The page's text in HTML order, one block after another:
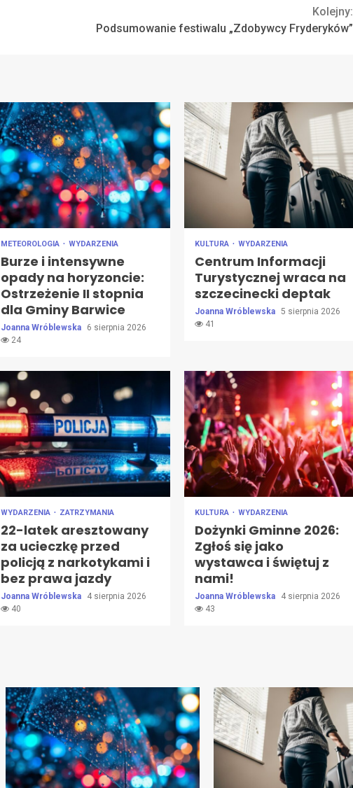
Kolejny:
Podsumowanie festiwalu „Zdobywcy Fryderyków”
METEOROLOGIA WYDARZENIA
Burze i intensywne
opady na horyzoncie:
Ostrzeżenie II stopnia
dla Gminy Barwice
Joanna Wróblewska
6 sierpnia 2026
24
KULTURA WYDARZENIA
Centrum Informacji
Turystycznej wraca na
szczecinecki deptak
Joanna Wróblewska 5 sierpnia 2026
41
WYDARZENIA ZATRZYMANIA
22-latek aresztowany
za ucieczkę przed
policją z narkotykami i
bez prawa jazdy
Joanna Wróblewska
4 sierpnia 2026
40
KULTURA WYDARZENIA
Dożynki Gminne 2026:
Zgłoś się jako
wystawca i świętuj z
nami!
Joanna Wróblewska
4 sierpnia 2026
43